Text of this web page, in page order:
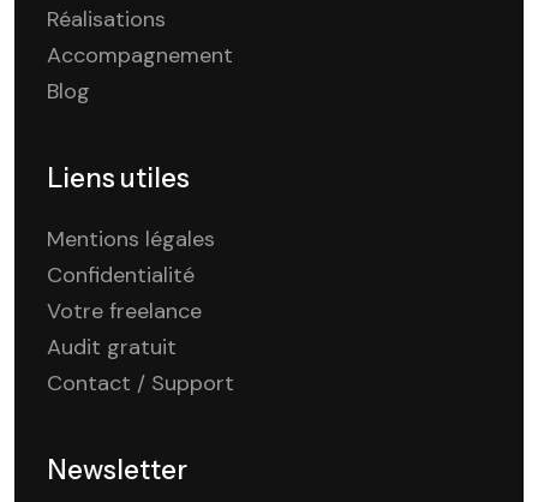
Réalisations
Accompagnement
Blog
Liens utiles
Mentions légales
Confidentialité
Votre freelance
Audit gratuit
Contact / Support
Newsletter